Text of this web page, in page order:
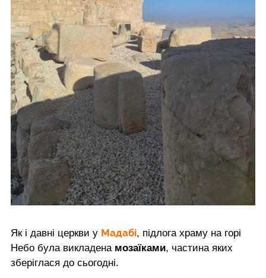
Як і давні церкви у Мадабі, підлога храму на горі
Небо була викладена мозаїками, частина яких
зберіглася до сьогодні.